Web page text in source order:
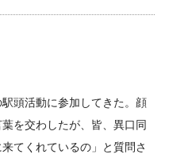
頭活動に参加してきた。顔
を交わしたが、皆、異口同
てくれているの」と質問さ